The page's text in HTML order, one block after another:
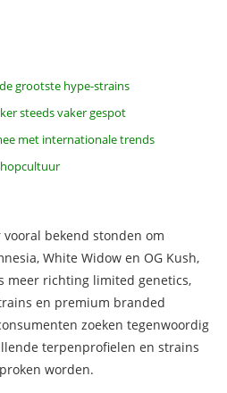
grootste hype-strains
steeds vaker gespot
met internationale trends
bekend stonden om
White Widow en OG Kush,
meer richting limited genetics,
en premium branded
zoeken tegenwoordig
terpenprofielen en strains
worden.